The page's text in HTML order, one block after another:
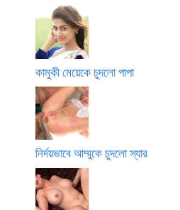
কামুকী মেয়েকে চুদলো পাপা
নির্দয়ভাবে আম্মুকে চুদলো স্যার